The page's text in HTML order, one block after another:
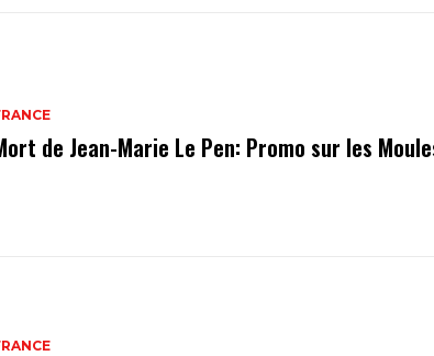
de Jean-Marie Le Pen: Promo sur les